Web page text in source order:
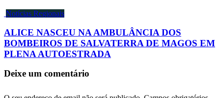
Notícias Regionais
ALICE NASCEU NA AMBULÂNCIA DOS
BOMBEIROS DE SALVATERRA DE MAGOS EM
PLENA AUTOESTRADA
Deixe um comentário